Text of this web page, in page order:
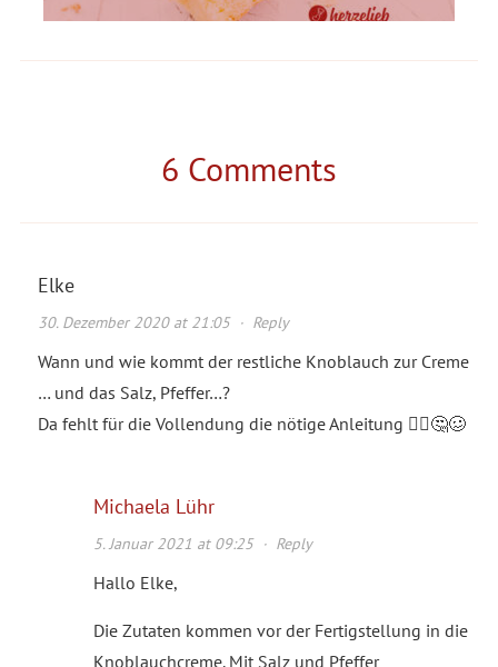
6 Comments
Elke
30. Dezember 2020 at 21:05· Reply
Wann und wie kommt der restliche Knoblauch zur Creme
… und das Salz, Pfeffer…?
Da fehlt für die Vollendung die nötige Anleitung 🤷‍♀️🤔🥴
Michaela Lühr
5. Januar 2021 at 09:25· Reply
Hallo Elke,
Die Zutaten kommen vor der Fertigstellung in die
Knoblauchcreme. Mit Salz und Pfeffer